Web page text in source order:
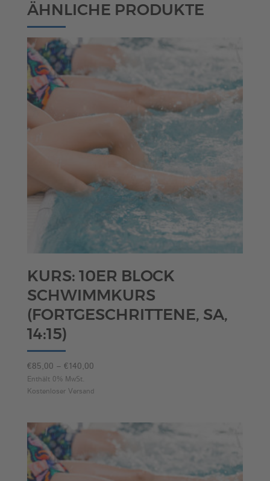
ÄHNLICHE PRODUKTE
KURS: 10ER BLOCK
SCHWIMMKURS
(FORTGESCHRITTENE, SA,
14:15)
€85,00 – € 140,00Preisspanne:
bis
Enthält 0% MwSt.
Kostenloser Versand